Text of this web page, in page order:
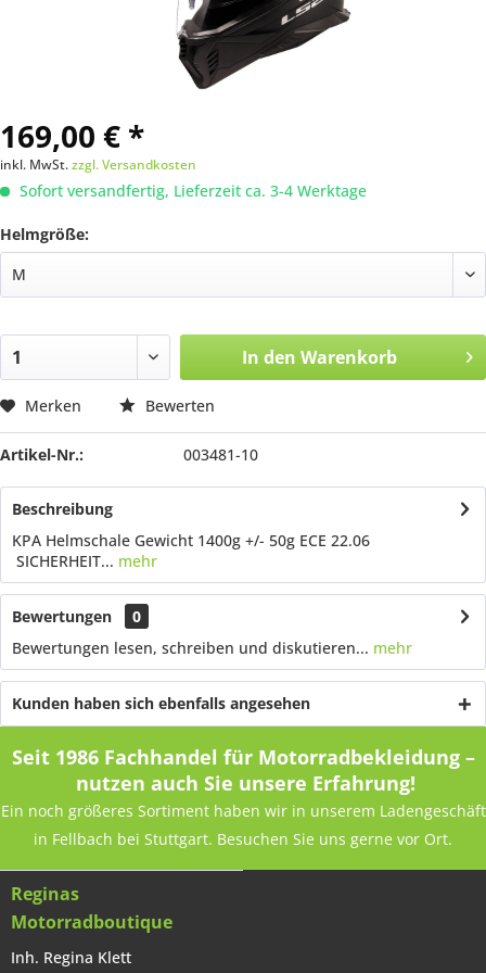
169,00 € *
inkl. MwSt.zzgl. Versandkosten
Sofort versandfertig, Lieferzeit ca. 3-4 Werktage
Helmgröße:
In den Warenkorb
Merken Bewerten
Artikel-Nr.: 003481-10
Beschreibung
KPA Helmschale Gewicht 1400g +/- 50g ECE 22.06
SICHERHEIT... mehr
Bewertungen
0
Bewertungen lesen, schreiben und diskutieren... mehr
Kunden haben sich ebenfalls angesehen
Seit 1986 Fachhandel für Motorradbekleidung –
nutzen auch Sie unsere Erfahrung!
Ein noch größeres Sortiment haben wir in unserem Ladengeschäft
in Fellbach bei Stuttgart. Besuchen Sie uns gerne vor Ort.
Reginas
Motorradboutique
Inh. Regina Klett